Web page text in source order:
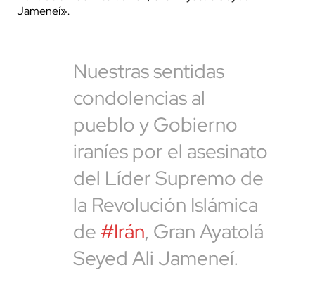
Jameneí».
Nuestras sentidas
condolencias al
pueblo y Gobierno
iraníes por el asesinato
del Líder Supremo de
la Revolución Islámica
de#Irán, Gran Ayatolá
Seyed Ali Jameneí.